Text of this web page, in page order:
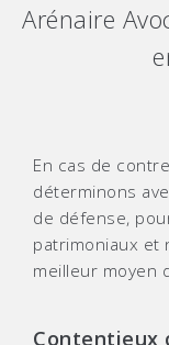
Arénaire
En cas de
déterminons
de défense,
patrimoniaux et
meilleur moyen
Contentieux